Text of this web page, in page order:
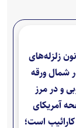
زلزله‌های
شمال ورقه
و در مرز
آمریکای
است؛